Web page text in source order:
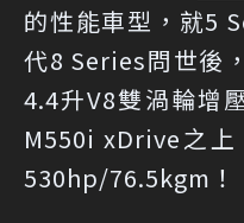
的性能車型，就5
代8 Series問世後
4.4升V8雙渦輪增
M550i xDrive之
530hp/76.5kgm！